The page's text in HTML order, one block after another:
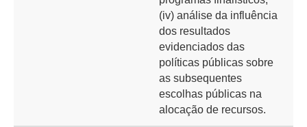
(iv) análise da influência
dos resultados
evidenciados das
políticas públicas sobre
as subsequentes
escolhas públicas na
alocação de recursos.